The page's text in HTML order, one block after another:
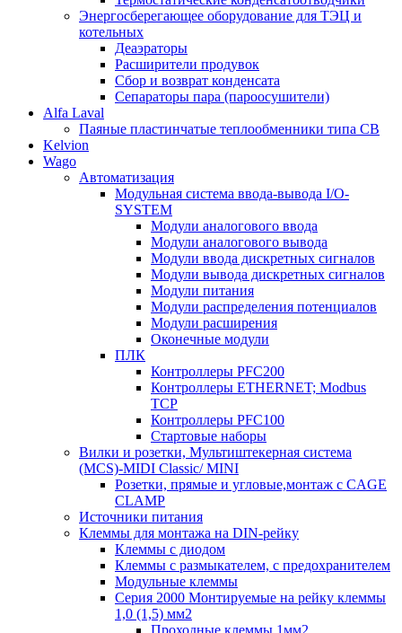
Энергосберегающее оборудование для ТЭЦ и
котельных
Деаэраторы
Расширители продувок
Сбор и возврат конденсата
Сепараторы пара (пароосушители)
Alfa Laval
Паяные пластинчатые теплообменники типа CB
Kelvion
Wago
Автоматизация
Модульная система ввода-вывода I/O-
SYSTEM
Модули аналогового ввода
Модули аналогового вывода
Модули ввода дискретных сигналов
Модули вывода дискретных сигналов
Модули питания
Модули распределения потенциалов
Модули расширения
Оконечные модули
ПЛК
Контроллеры PFC200
Контроллеры ETHERNET; Modbus
TCP
Контроллеры PFC100
Стартовые наборы
Вилки и розетки, Мультиштекерная система
(MCS)-MIDI Classic/ MINI
Розетки, прямые и угловые,монтаж с CAGE
CLAMP
Источники питания
Клеммы для монтажа на DIN-рейку
Клеммы с диодом
Клеммы с размыкателем, с предохранителем
Модульные клеммы
Серия 2000 Монтируемые на рейку клеммы
1,0 (1,5) мм2
Проходные клеммы 1мм2